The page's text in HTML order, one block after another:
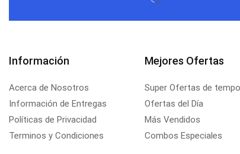
Información
Acerca de Nosotros
Información de Entregas
Políticas de Privacidad
Terminos y Condiciones
Mejores Ofertas
Super Ofertas de
Ofertas del Día
Más Vendidos
Combos Especiales